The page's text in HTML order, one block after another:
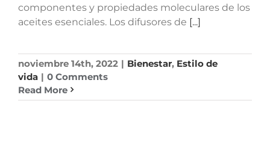
componentes y propiedades moleculares de los
aceites esenciales. Los difusores de [...]
noviembre 14th, 2022 | Bienestar, Estilo de
vida | 0 Comments
Read More